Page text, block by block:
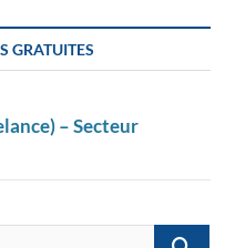
GRATUITES
– Secteur